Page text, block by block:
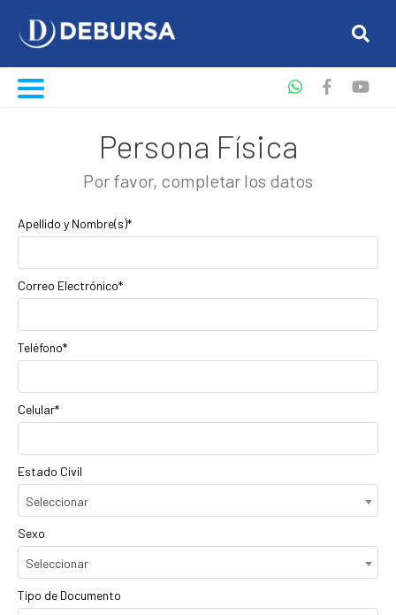
Persona Física
Por favor, completar los datos
Apellido y Nombre(s)*
Correo Electrónico*
Teléfono*
Celular*
Estado Civil
Seleccionar
Sexo
Seleccionar
Tipo de Documento